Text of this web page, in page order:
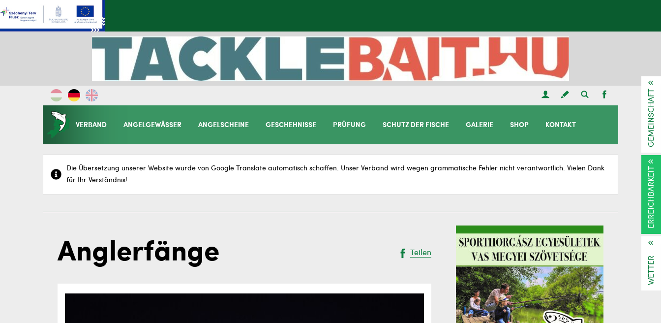
VERBAND ANGELGEWÄSSER ANGELSCHEINE GESCHEHNISSE PRÜFUNG SCHUTZ DER FISCHE GALERIE SHOP KONTAKT
Die Übersetzung unserer Website wurde von Google Translate automatisch schaffen. Unser Verband wird wegen grammatische Fehler nicht verantwortlich. Vielen Dank
für Ihr Verständnis!
Anglerfänge Teilen
GEMEINSCHAFT
ERREICHBARKEIT
WETTER